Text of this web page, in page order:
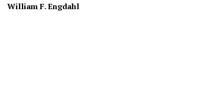
William F. Engdahl